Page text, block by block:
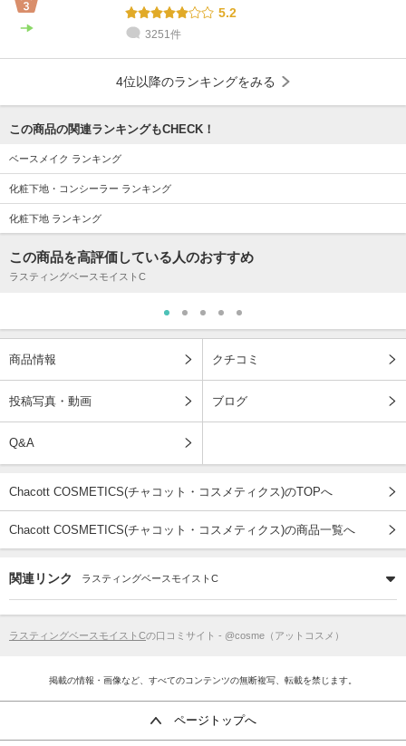
5.2
3251件
4位以降のランキングをみる
この商品の関連ランキングもCHECK！
ベースメイク ランキング
化粧下地・コンシーラー ランキング
化粧下地 ランキング
この商品を高評価している人のおすすめ
ラスティングベースモイストC
商品情報 クチコミ
投稿写真・動画 ブログ
Q&A
Chacott COSMETICS(チャコット・コスメティクス)のTOPへ
Chacott COSMETICS(チャコット・コスメティクス)の商品一覧へ
関連リンク ラスティングベースモイストC
ラスティングベースモイストCの口コミサイト - @cosme（アットコスメ）
掲載の情報・画像など、すべてのコンテンツの無断複写、転載を禁じます。
ページトップへ